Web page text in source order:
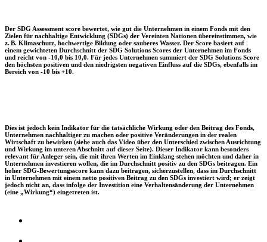
Der SDG Assessment score bewertet, wie gut die Unternehmen in einem Fonds mit den
Zielen für nachhaltige Entwicklung (SDGs) der Vereinten Nationen übereinstimmen, wie
z. B. Klimaschutz, hochwertige Bildung oder sauberes Wasser. Der Score basiert auf
einem gewichteten Durchschnitt der SDG Solutions Scores der Unternehmen im Fonds
und reicht von -10,0 bis 10,0. Für jedes Unternehmen summiert der SDG Solutions Score
den höchsten positiven und den niedrigsten negativen Einfluss auf die SDGs, ebenfalls im
Bereich von -10 bis +10.
Dies ist jedoch kein Indikator für die tatsächliche Wirkung oder den Beitrag des Fonds,
Unternehmen nachhaltiger zu machen oder positive Veränderungen in der realen
Wirtschaft zu bewirken (siehe auch das Video über den Unterschied zwischen Ausrichtung
und Wirkung im unteren Abschnitt auf dieser Seite). Dieser Indikator kann besonders
relevant für Anleger sein, die mit ihren Werten im Einklang stehen möchten und daher in
Unternehmen investieren wollen, die im Durchschnitt positiv zu den SDGs beitragen. Ein
hoher SDG-Bewertungsscore kann dazu beitragen, sicherzustellen, dass im Durchschnitt
in Unternehmen mit einem netto positiven Beitrag zu den SDGs investiert wird; er zeigt
jedoch nicht an, dass infolge der Investition eine Verhaltensänderung der Unternehmen
(eine „Wirkung“) eingetreten ist.